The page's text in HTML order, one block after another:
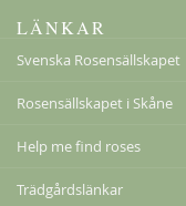
Lykkefund
229,00 kr
LÄNKAR
Svenska Rosensällskapet
Rosensällskapet i Skåne
Help me find roses
Trädgårdslänkar